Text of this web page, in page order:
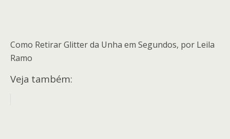
Como Retirar Glitter da Unha em Segundos, por Leila
Ramo
Veja também: